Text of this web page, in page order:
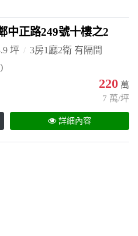
中正路249號十樓之2
坪
3房1廳2衛 有隔間
220 萬
7 萬/坪
詳細內容